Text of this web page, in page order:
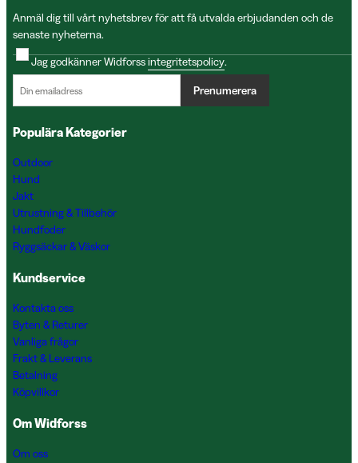
Anmäl dig till vårt nyhetsbrev för att få utvalda erbjudanden och de
senaste nyheterna.
Jag godkänner Widforssintegritetspolicy.
Prenumerera
Populära Kategorier
Outdoor
Hund
Jakt
Utrustning & Tillbehör
Hundfoder
Ryggsäckar & Väskor
Kundservice
Kontakta oss
Byten & Returer
Vanliga frågor
Frakt & Leverans
Betalning
Köpvillkor
Om Widforss
Om oss